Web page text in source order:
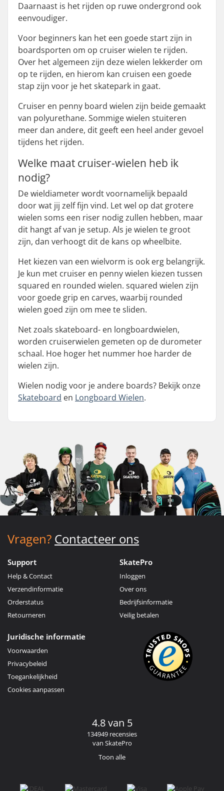
Daarnaast is het rijden op ruwe ondergrond ook
eenvoudiger.
Voor beginners kan het een goede start zijn in
boardsporten om op cruiser wielen te rijden.
Over het algemeen zijn deze wielen lekkerder om
op te rijden, en hierom kan cruisen een goede
stap zijn voor je het skatepark in gaat.
Cruiser en penny board wielen zijn beide gemaakt
van polyurethane. Sommige wielen stuiteren
meer dan andere, dit geeft een heel ander gevoel
tijdens het rijden.
Welke maat cruiser-wielen heb ik
nodig?
De wieldiameter wordt voornamelijk bepaald
door wat jij zelf fijn vind. Let wel op dat grotere
wielen soms een riser nodig zullen hebben, maar
dit hangt af van je setup. Als je wielen te groot
zijn, dan verhoogt dit de kans op wheelbite.
Het kiezen van een wielvorm is ook erg belangrijk.
Je kun met cruiser en penny wielen kiezen tussen
squared en rounded wielen. squared wielen zijn
voor goede grip en carves, waarbij rounded
wielen goed zijn om mee te sliden.
Net zoals skateboard- en longboardwielen,
worden cruiserwielen gemeten op de durometer
schaal. Hoe hoger het nummer hoe harder de
wielen zijn.
Wielen nodig voor je andere boards? Bekijk onze
Skateboard en Longboard Wielen.
Vragen? Contacteer ons
Support
Help & Contact
Verzendinformatie
Orderstatus
Retourneren
SkatePro
Inloggen
Over ons
Bedrijfsinformatie
Veilig betalen
Juridische informatie
Voorwaarden
Privacybeleid
Toegankelijkheid
Cookies aanpassen
4.8 van 5
134949 recensies
van SkatePro
Toon alle